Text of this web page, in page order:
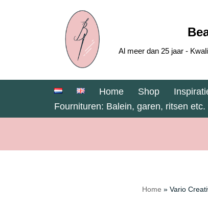
inhoud
Al meer dan 25 jaar -
Home Shop
Fournituren: Balein, garen, ritsen etc.
Home » Vario